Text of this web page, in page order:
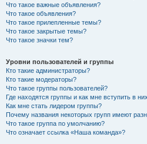
Что такое важные объявления?
Что такое объявления?
Что такое прилепленные темы?
Что такое закрытые темы?
Что такое значки тем?
Уровни пользователей и группы
Кто такие администраторы?
Кто такие модераторы?
Что такое группы пользователей?
Где находятся группы и как мне вступить в
Как мне стать лидером группы?
Почему названия некоторых групп имеют
Что такое группа по умолчанию?
Что означает ссылка «Наша команда»?